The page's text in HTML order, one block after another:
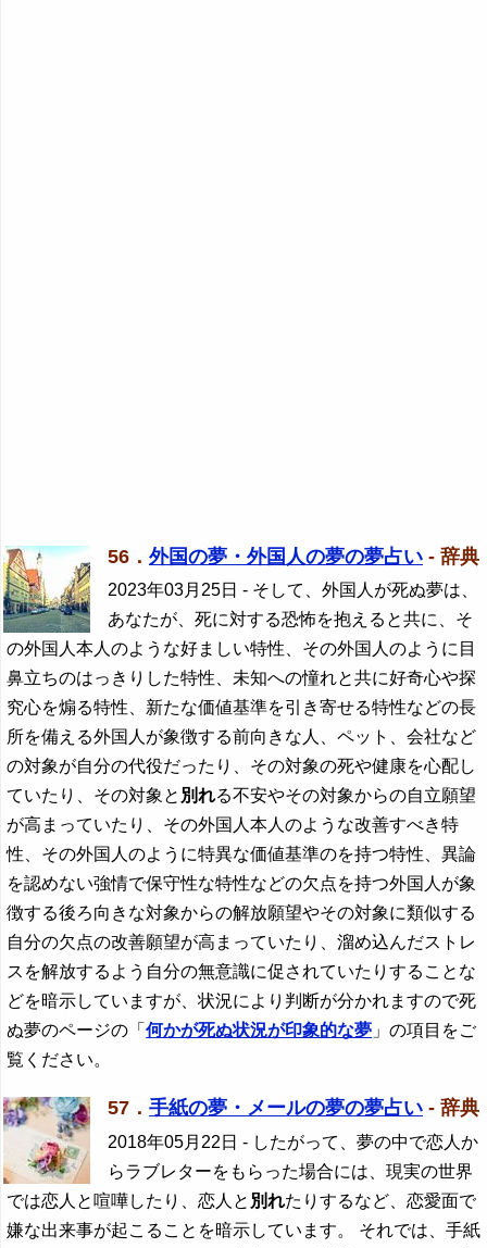
56． 外国の夢・外国人の夢の夢占い - 辞典
2023年03月25日 - そして、外国人が死ぬ夢は、
あなたが、死に対する恐怖を抱えると共に、そ
の外国人本人のような好ましい特性、その外国人のように目
鼻立ちのはっきりした特性、未知への憧れと共に好奇心や探
究心を煽る特性、新たな価値基準を引き寄せる特性などの長
所を備える外国人が象徴する前向きな人、ペット、会社など
の対象が自分の代役だったり、その対象の死や健康を心配し
ていたり、その対象と 別れる不安やその対象からの自立願望
が高まっていたり、その外国人本人のような改善すべき特
性、その外国人のように特異な価値基準のを持つ特性、異論
を認めない強情で保守性な特性などの欠点を持つ外国人が象
徴する後ろ向きな対象からの解放願望やその対象に類似する
自分の欠点の改善願望が高まっていたり、溜め込んだストレ
スを解放するよう自分の無意識に促されていたりすることな
どを暗示していますが、状況により判断が分かれますので死
ぬ夢のページの「何かが死ぬ状況が印象的な夢 」の項目をご
覧ください。
57． 手紙の夢・メールの夢の夢占い - 辞典
2018年05月22日 - したがって、夢の中で恋人か
らラブレターをもらった場合には、現実の世界
では恋人と喧嘩したり、恋人と 別れたりするなど、恋愛面で
嫌な出来事が起こることを暗示しています。 それでは、手紙